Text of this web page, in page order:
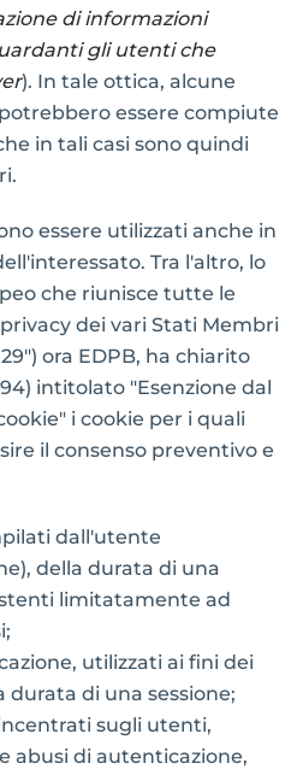
di informazioni
gli utenti che
). In tale ottica, alcune
essere compiute
in tali casi sono quindi
essere utilizzati anche in
Tra l'altro, lo
che riunisce tutte le
dei vari Stati Membri
ora EDPB, ha chiarito
intitolato "Esenzione dal
i cookie per i quali
il consenso preventivo e
dall'utente
della durata di una
limitatamente ad
utilizzati ai fini dei
di una sessione;
sugli utenti,
abusi di autenticazione,